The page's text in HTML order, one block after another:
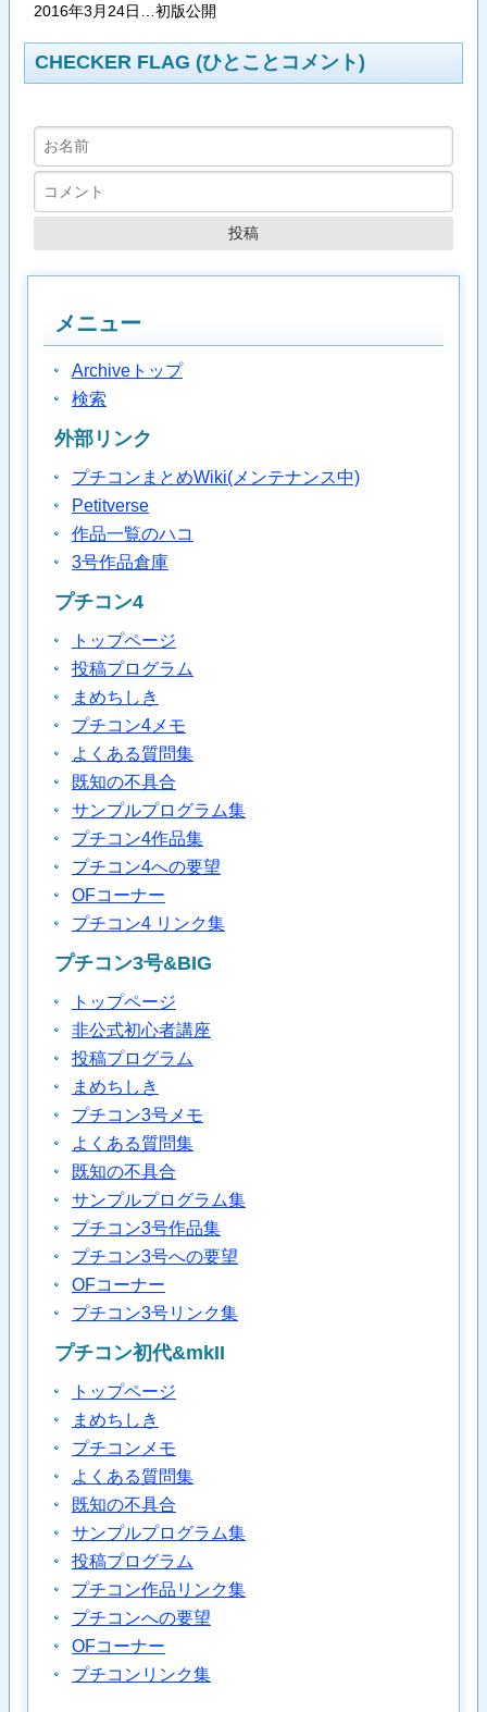
2016年3月24日…初版公開
CHECKER FLAG (ひとことコメント)
メニュー
Archiveトップ
検索
外部リンク
プチコンまとめWiki(メンテナンス中)
Petitverse
作品一覧のハコ
3号作品倉庫
プチコン4
トップページ
投稿プログラム
まめちしき
プチコン4メモ
よくある質問集
既知の不具合
サンプルプログラム集
プチコン4作品集
プチコン4への要望
OFコーナー
プチコン4 リンク集
プチコン3号&BIG
トップページ
非公式初心者講座
投稿プログラム
まめちしき
プチコン3号メモ
よくある質問集
既知の不具合
サンプルプログラム集
プチコン3号作品集
プチコン3号への要望
OFコーナー
プチコン3号リンク集
プチコン初代&mkII
トップページ
まめちしき
プチコンメモ
よくある質問集
既知の不具合
サンプルプログラム集
投稿プログラム
プチコン作品リンク集
プチコンへの要望
OFコーナー
プチコンリンク集